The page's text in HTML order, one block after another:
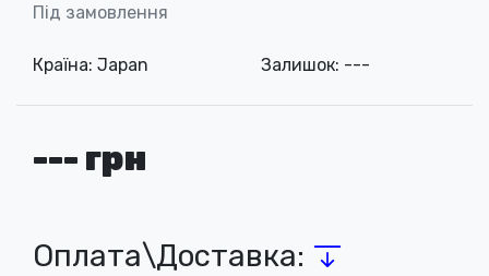
Під замовлення
Країна: Japan Залишок: ---
--- грн
Оплата\Доставка: